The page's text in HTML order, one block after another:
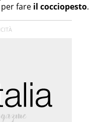
fare il cocciopesto.